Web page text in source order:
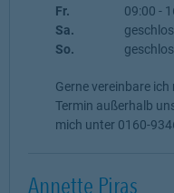
Fr.
09:00 -
Sa.
So.
Gerne vereinbare
Termin außerhalb
mich unter 0160-
Annette Piras